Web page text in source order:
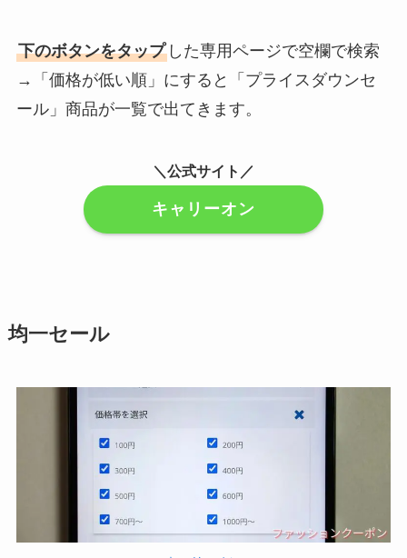
下のボタンをタップした専用ページで空欄で検索
→「価格が低い順」にすると「プライスダウンセ
ール」商品が一覧で出てきます。
＼公式サイト／
キャリーオン
均一セール